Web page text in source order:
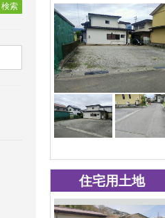
検索
住宅用土地